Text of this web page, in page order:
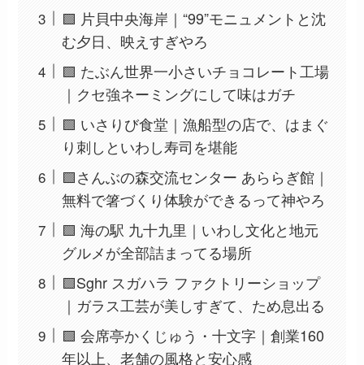
🟩 片貝中央海岸｜“99”モニュメントと沈
む夕日、映えすぎやろ
🟩 たぶん世界一小さいチョコレート工場
｜クセ強ネーミングにして味はガチ
🟩 いさりび食堂｜漁船型の店で、はまぐ
り刺しといわし寿司を堪能
🟩さんぶの森交流センター あららぎ館｜
無料で箸づくり体験ができるって神やろ
🟩 海の駅 九十九里｜いわし文化と地元
グルメが全部詰まってる場所
🟩Sghr スガハラ ファクトリーショップ
｜ガラス工芸が美しすぎて、ため息出る
🟩 会席亭かくじゅう・十文字｜創業160
年以上、老舗の風格と安心感